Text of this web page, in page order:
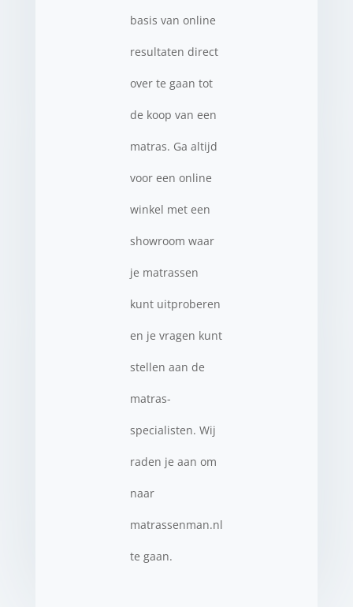
basis van online
resultaten direct
over te gaan tot
de koop van een
matras. Ga altijd
voor een online
winkel met een
showroom waar
je matrassen
kunt uitproberen
en je vragen kunt
stellen aan de
matras-
specialisten. Wij
raden je aan om
naar
matrassenman.nl
te gaan.